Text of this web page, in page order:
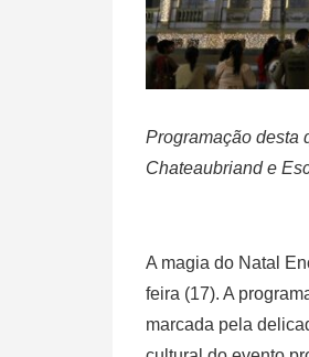
Programação desta
Chateaubriand e
A magia do Natal
feira (17). A
marcada pela